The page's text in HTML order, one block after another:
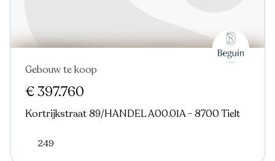
Gebouw te koop
€ 397.760
Kortrijkstraat 89/HANDEL A00.01A - 8700 Tielt
249